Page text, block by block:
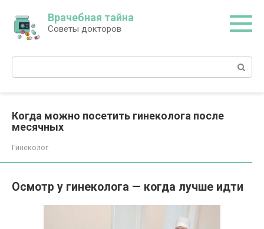
контенту
Врачебная тайна
Советы докторов
Поиск:
Когда можно посетить гинеколога после
месячных
Гинеколог
Осмотр у гинеколога — когда лучше идти